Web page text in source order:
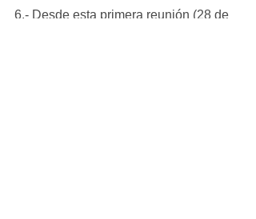
6.- Desde esta primera reunión (28 de